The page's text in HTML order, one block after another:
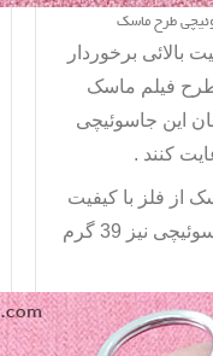
طرح ماسک
بالائی برخوردار
فیلم ماسک
این جاسوئیچی
کنند .
از فلز با کیفیت
بالا ساخته شده است ، وزن این جاسوئیچی نیز 39 گرم